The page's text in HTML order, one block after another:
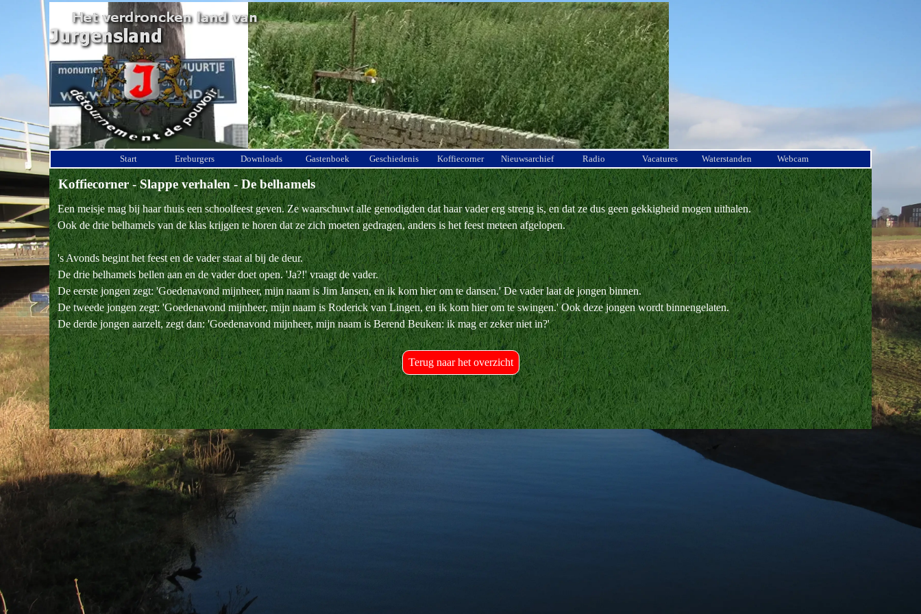
Ga naar de inhoud
Menu overslaan
Start Ereburgers Downloads Gastenboek Geschiedenis Koffiecorner Nieuwsarchief Radio Vacatures Waterstanden Webcam
Koffiecorner - Slappe verhalen - De belhamels
Een meisje mag bij haar thuis een schoolfeest geven. Ze waarschuwt alle genodigden dat haar vader erg streng is, en dat ze dus geen gekkigheid mogen uithalen.
Ook de drie belhamels van de klas krijgen te horen dat ze zich moeten gedragen, anders is het feest meteen afgelopen.
's Avonds begint het feest en de vader staat al bij de deur.
De drie belhamels bellen aan en de vader doet open. 'Ja?!' vraagt de vader.
De eerste jongen zegt: 'Goedenavond mijnheer, mijn naam is Jim Jansen, en ik kom hier om te dansen.' De vader laat de jongen binnen.
De tweede jongen zegt: 'Goedenavond mijnheer, mijn naam is Roderick van Lingen, en ik kom hier om te swingen.' Ook deze jongen wordt binnengelaten.
De derde jongen aarzelt, zegt dan: 'Goedenavond mijnheer, mijn naam is Berend Beuken: ik mag er zeker niet in?'
Terug naar het overzicht
Terug naar de inhoud